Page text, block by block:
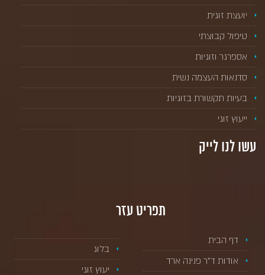
יועצת זוגית
טיפול קבוצתי
אספרגר וזוגיות
סדנאות העצמה נשית
בעיות תקשורת בזוגיות
ייעוץ זוגי
עשו לנו לייק
תפריט עזר
דף הבית
אודות ד”ר פנינה ארד
בלוג
יעוץ זוגי